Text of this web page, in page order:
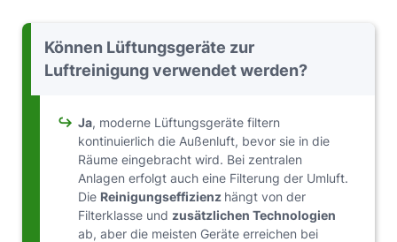
Können Lüftungsgeräte zur
Luftreinigung verwendet werden?
↪ Ja, moderne Lüftungsgeräte filtern
kontinuierlich die Außenluft, bevor sie in die
Räume eingebracht wird. Bei zentralen
Anlagen erfolgt auch eine Filterung der Umluft.
Die Reinigungseffizienz hängt von der
Filterklasse und zusätzlichen Technologien
ab, aber die meisten Geräte erreichen bei